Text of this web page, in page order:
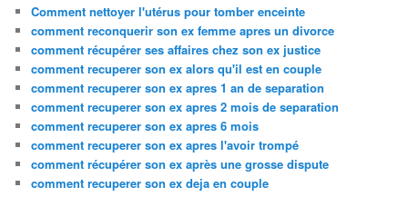
Comment nettoyer l'utérus pour tomber enceinte
comment reconquerir son ex femme apres un divorce
comment récupérer ses affaires chez son ex justice
comment recuperer son ex alors qu'il est en couple
comment recuperer son ex apres 1 an de separation
comment recuperer son ex apres 2 mois de separation
comment recuperer son ex apres 6 mois
comment recuperer son ex apres l'avoir trompé
comment récupérer son ex après une grosse dispute
comment recuperer son ex deja en couple